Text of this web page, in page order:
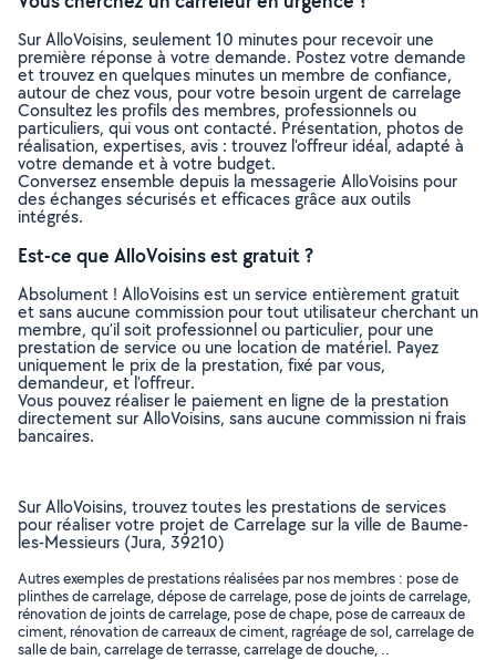
Sur AlloVoisins, seulement 10 minutes pour recevoir une
première réponse à votre demande. Postez votre demande
et trouvez en quelques minutes un membre de confiance,
autour de chez vous, pour votre besoin urgent de carrelage
Consultez les profils des membres, professionnels ou
particuliers, qui vous ont contacté. Présentation, photos de
réalisation, expertises, avis : trouvez l'offreur idéal, adapté à
votre demande et à votre budget.
Conversez ensemble depuis la messagerie AlloVoisins pour
des échanges sécurisés et efficaces grâce aux outils
intégrés.
Est-ce que AlloVoisins est gratuit ?
Absolument ! AlloVoisins est un service entièrement gratuit
et sans aucune commission pour tout utilisateur cherchant un
membre, qu’il soit professionnel ou particulier, pour une
prestation de service ou une location de matériel. Payez
uniquement le prix de la prestation, fixé par vous,
demandeur, et l’offreur.
Vous pouvez réaliser le paiement en ligne de la prestation
directement sur AlloVoisins, sans aucune commission ni frais
bancaires.
Sur AlloVoisins, trouvez toutes les prestations de services
pour réaliser votre projet de Carrelage sur la ville de Baume-
les-Messieurs (Jura, 39210)
Autres exemples de prestations réalisées par nos membres : pose de
plinthes de carrelage, dépose de carrelage, pose de joints de carrelage,
rénovation de joints de carrelage, pose de chape, pose de carreaux de
ciment, rénovation de carreaux de ciment, ragréage de sol, carrelage de
salle de bain, carrelage de terrasse, carrelage de douche, ..